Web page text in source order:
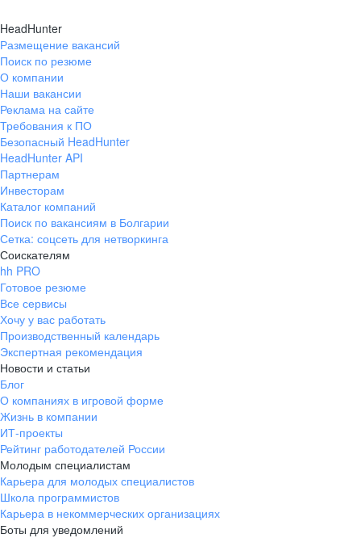
HeadHunter
Размещение вакансий
Поиск по резюме
О компании
Наши вакансии
Реклама на сайте
Требования к ПО
Безопасный HeadHunter
HeadHunter API
Партнерам
Инвесторам
Каталог компаний
Поиск по вакансиям в Болгарии
Сетка: соцсеть для нетворкинга
Соискателям
hh PRO
Готовое резюме
Все сервисы
Хочу у вас работать
Производственный календарь
Экспертная рекомендация
Новости и статьи
Блог
О компаниях в игровой форме
Жизнь в компании
ИТ-проекты
Рейтинг работодателей России
Молодым специалистам
Карьера для молодых специалистов
Школа программистов
Карьера в некоммерческих организациях
Боты для уведомлений